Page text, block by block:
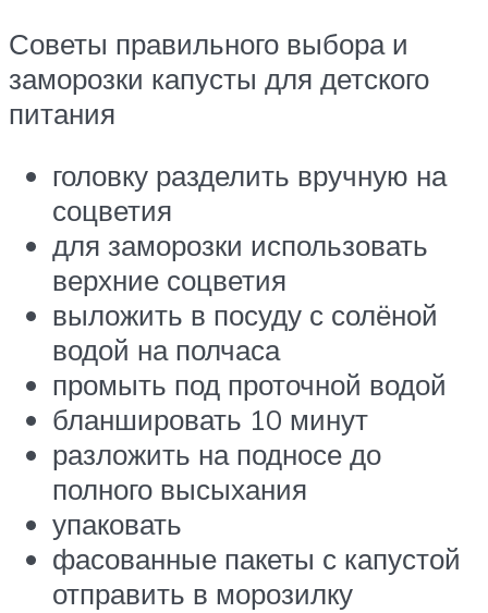
Советы правильного выбора и
заморозки капусты для детского
питания
головку разделить вручную на
соцветия
для заморозки использовать
верхние соцветия
выложить в посуду с солёной
водой на полчаса
промыть под проточной водой
бланшировать 10 минут
разложить на подносе до
полного высыхания
упаковать
фасованные пакеты с капустой
отправить в морозилку